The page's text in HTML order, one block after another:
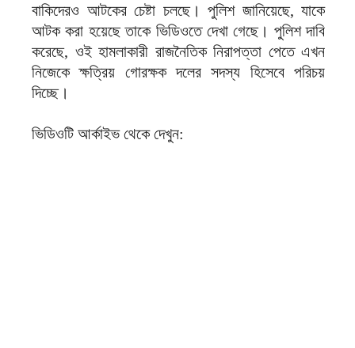
বাকিদেরও আটকের চেষ্টা চলছে। পুলিশ জানিয়েছে, যাকে
আটক করা হয়েছে তাকে ভিডিওতে দেখা গেছে। পুলিশ দাবি
করেছে, ওই হামলাকারী রাজনৈতিক নিরাপত্তা পেতে এখন
নিজেকে ক্ষত্রিয় গোরক্ষক দলের সদস্য হিসেবে পরিচয়
দিচ্ছে।
ভিডিওটি আর্কাইভ থেকে দেখুন: